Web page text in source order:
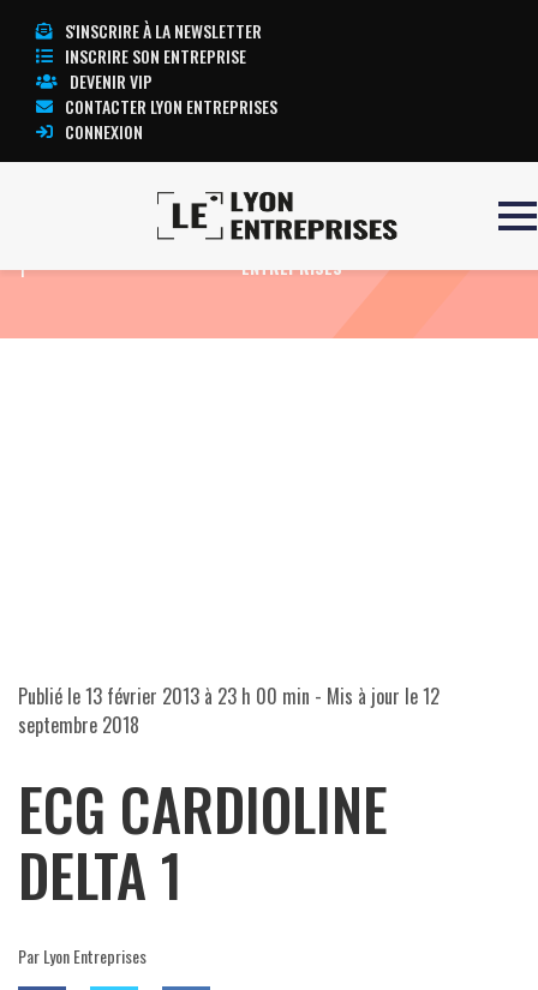
S'INSCRIRE À LA NEWSLETTER
INSCRIRE SON ENTREPRISE
DEVENIR VIP
CONTACTER LYON ENTREPRISES
CONNEXION
ECG CARDIOLINE DELTA
1
TOUTE L’ACTUALITÉ LYON
ENTREPRISES
Publié le13 février 2013 à 23 h 00 min - Mis à jour le12
septembre 2018
ECG CARDIOLINE
DELTA 1
Par Lyon Entreprises